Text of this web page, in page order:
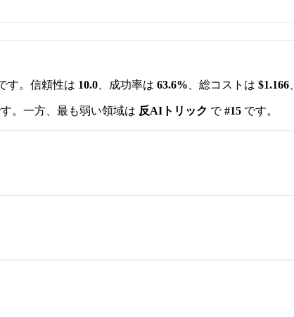
す。信頼性は 10.0 、成功率は 63.6% 、総コストは $1.166
。一方、最も弱い領域は 反AIトリック で#15 です。